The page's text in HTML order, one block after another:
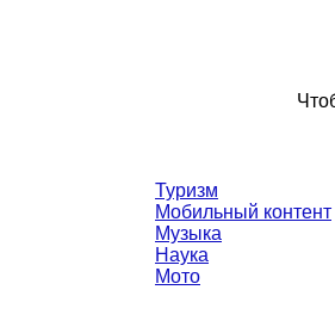
Туризм
Мобильный контент
Музыка
Наука
Мото